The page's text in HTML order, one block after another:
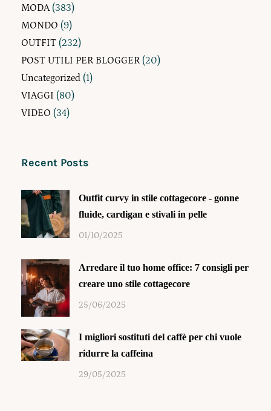
MODA(383)
MONDO (9)
OUTFIT (232)
POST UTILI PER BLOGGER (20)
Uncategorized (1)
VIAGGI (80)
VIDEO (34)
Recent Posts
Outfit curvy in stile cottagecore - gonne
fluide, cardigan e stivali in pelle
01/10/2025
Arredare il tuo home office: 7 consigli per
creare uno stile cottagecore
25/06/2025
I migliori sostituti del caffè per chi vuole
ridurre la caffeina
29/05/2025